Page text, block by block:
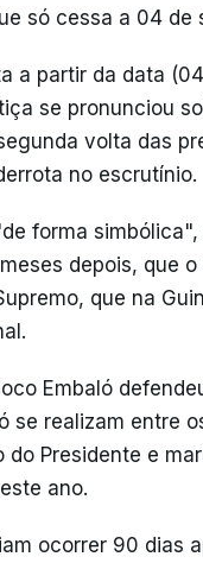
só cessa a 04 de
a partir da data
se pronunciou
volta das
no escrutínio.
forma simbólica",
depois, que o
que na
Embaló
se realizam entre
Presidente e
ano.
ocorrer 90 dias